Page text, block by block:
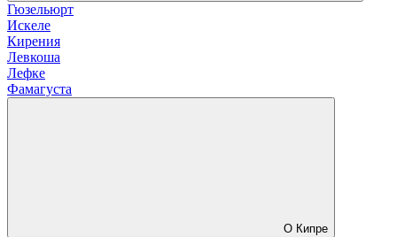
Гюзельюрт
Искеле
Кирения
Левкоша
Лефке
Фамагуста
О Кипре